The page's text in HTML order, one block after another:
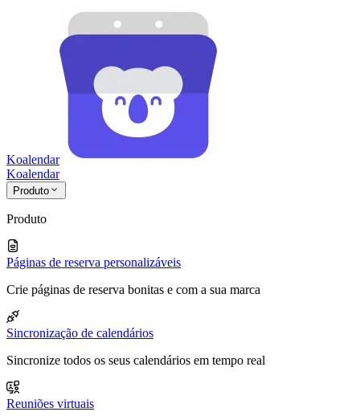
Koalendar
Koalendar
Produto
Produto
Páginas de reserva personalizáveis
Crie páginas de reserva bonitas e com a sua marca
Sincronização de calendários
Sincronize todos os seus calendários em tempo real
Reuniões virtuais